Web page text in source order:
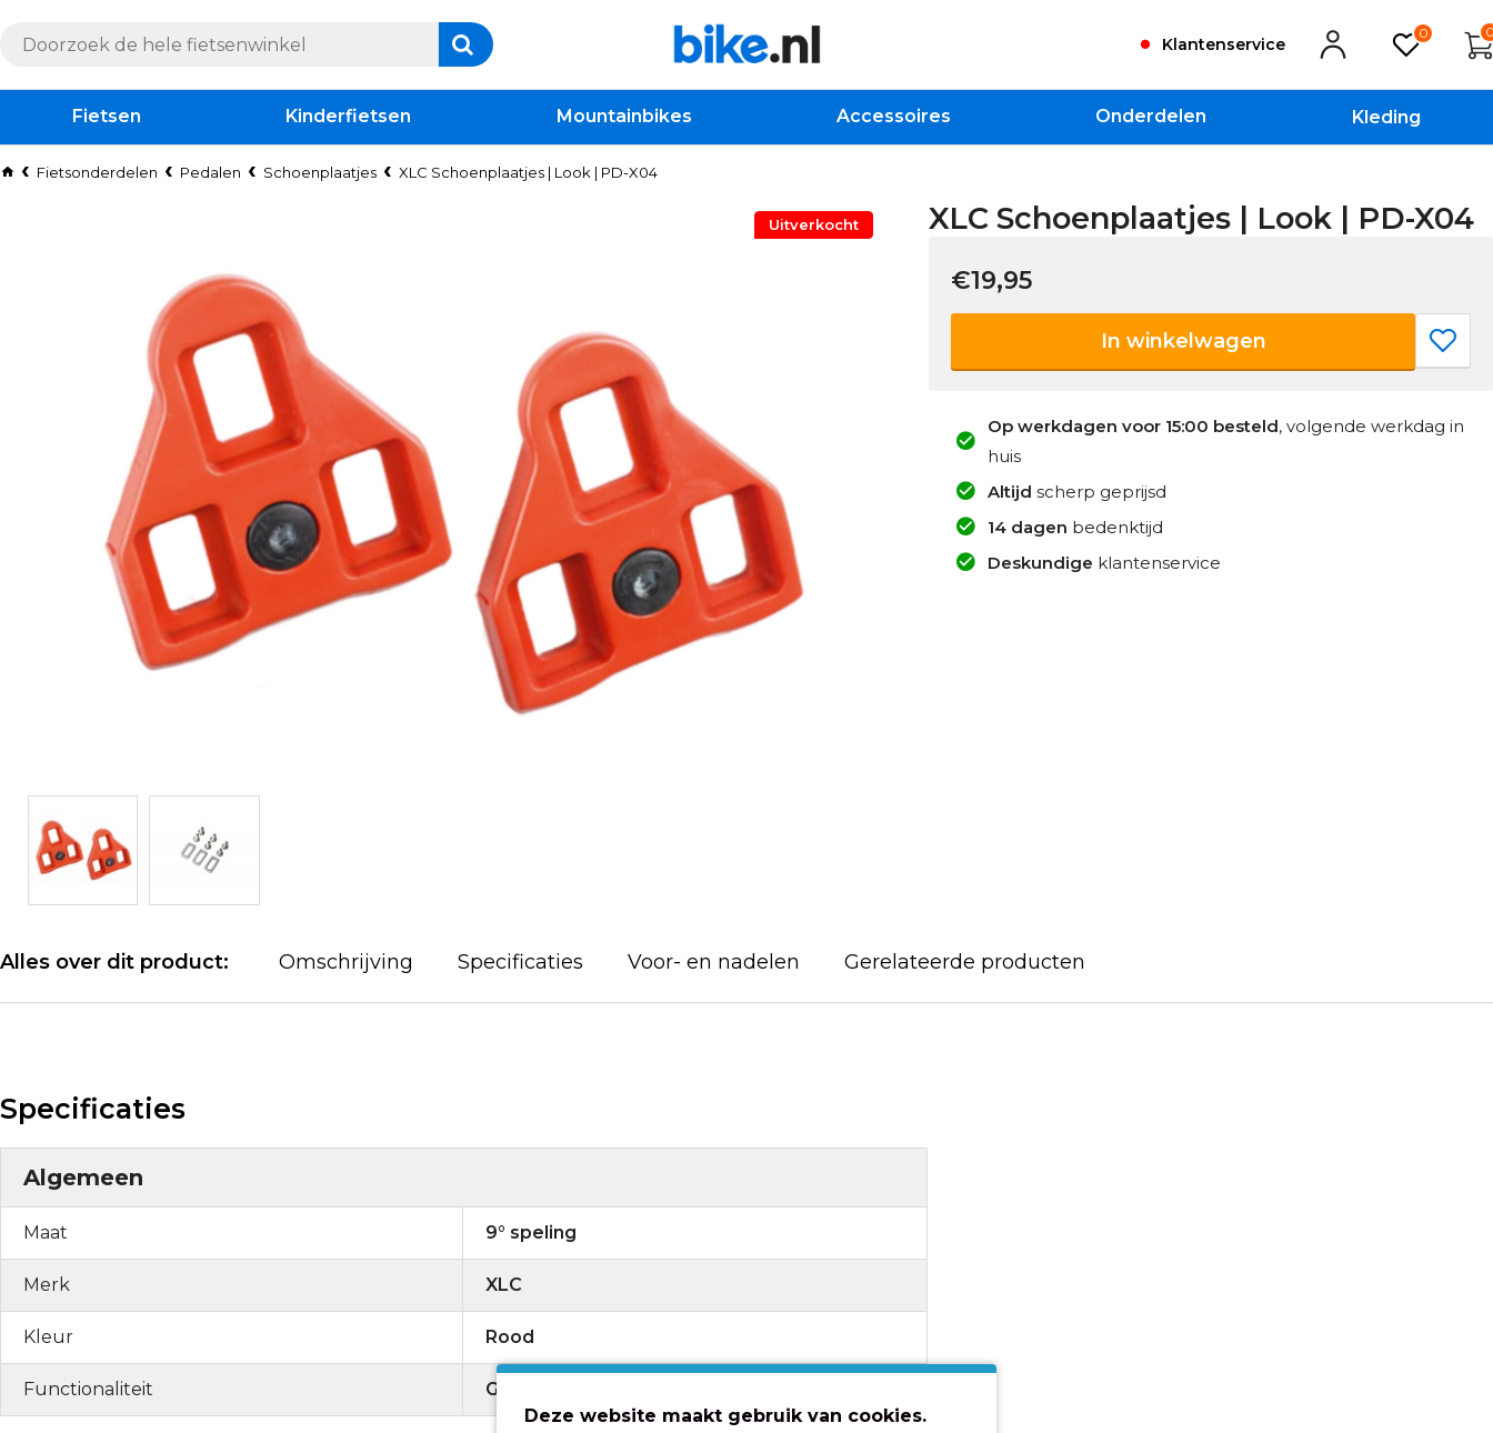
Klantenservice
0
Fietsen Kinderfietsen Mountainbikes Accessoires Onderdelen Kleding
Fietsonderdelen Pedalen Schoenplaatjes XLC Schoenplaatjes | Look | PD-X04
Uitverkocht XLC Schoenplaatjes | Look | PD-X04
€19,95
In winkelwagen
Op werkdagen voor 15:00 besteld, volgende werkdag in
huis
Altijd scherp geprijsd
14 dagen bedenktijd
Deskundige klantenservice
Alles over dit product: Omschrijving Specificaties Voor- en nadelen Gerelateerde producten
Specificaties
Algemeen
Maat 9° speling
Merk XLC
Kleur Rood
Functionaliteit Geschikt voor Look-systeem
Deze website maakt gebruik van cookies.